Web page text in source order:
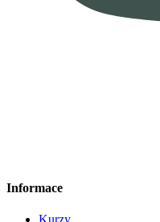
Informace
Kurzy